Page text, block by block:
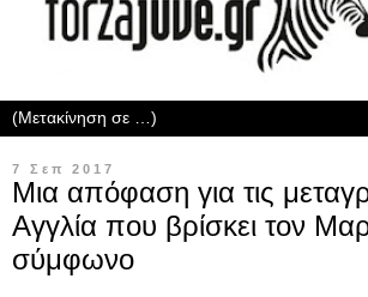
7 Σεπ 2017
Μια απόφαση για τις
Αγγλία που βρίσκει τον
σύμφωνο